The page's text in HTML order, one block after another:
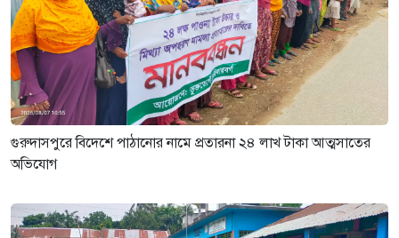
গুরুদাসপুরে বিদেশে পাঠানোর নামে প্রতারনা ২৪ লাখ টাকা আত্মসাতের
অভিযোগ